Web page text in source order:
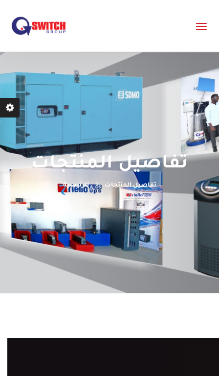
تفاصيل المنتجات
الرئيسية تفاصيل المنتجات